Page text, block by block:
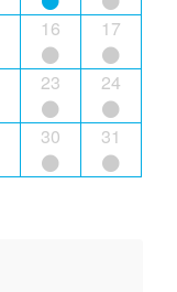
16 17
23 24
30 31